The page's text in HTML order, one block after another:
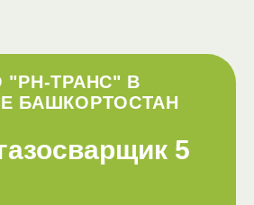
ТРАНС" В
БАШКОРТОСТАН
5